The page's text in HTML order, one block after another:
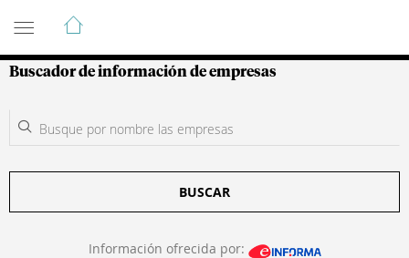
Guía de Empresas Colombianas
Buscador de información de empresas
BUSCAR
Información ofrecida por: